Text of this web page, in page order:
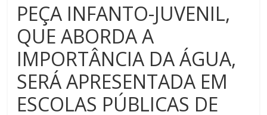
PEÇA INFANTO-JUVENIL,
QUE ABORDA A
IMPORTÂNCIA DA ÁGUA,
SERÁ APRESENTADA EM
ESCOLAS PÚBLICAS DE